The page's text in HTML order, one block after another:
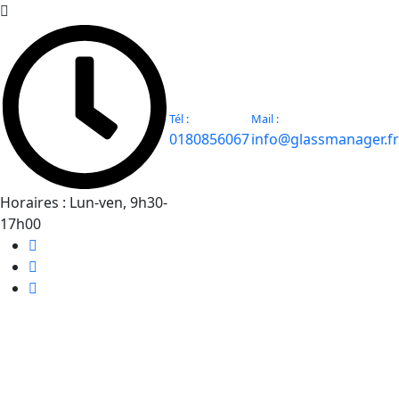
Horaires : Lun-ven, 9h30-
17h00
Tél :
0180856067
Mail :
info@glassmanager.fr